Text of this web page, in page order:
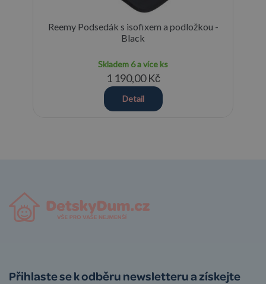
Reemy Podsedák s isofixem a podložkou -
Black
Skladem 6 a více ks
1 190,00 Kč
Detail
Přihlaste se k odběru newsletteru a získejte